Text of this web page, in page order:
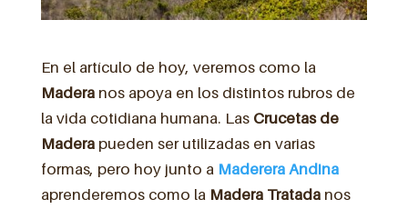
En el artículo de hoy, veremos como la
Madera nos apoya en los distintos rubros de
la vida cotidiana humana. Las Crucetas de
Maderapueden ser utilizadas en varias
formas, pero hoy junto a Maderera Andina
aprenderemos como la Madera Tratadanos